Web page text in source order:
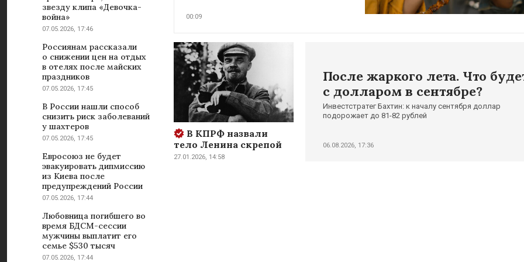
звезду клипа «Девочка-
война»
07.05.2026, 17:46
Россиянам рассказали
о снижении цен на отдых
в отелях после майских
праздников
07.05.2026, 17:45
В России нашли способ
снизить риск заболеваний
у шахтеров
07.05.2026, 17:45
Евросоюз не будет
эвакуировать дипмиссию
из Киева после
предупреждений России
07.05.2026, 17:44
Любовница погибшего во
время БДСМ-сессии
мужчины выплатит его
семье $530 тысяч
07.05.2026, 17:44
00:09
В КПРФ назвали
тело Ленина скрепой
27.01.2026, 14:58
После жаркого лета. Что
с долларом в сентябре?
Инвестстратег Бахтин: к началу сентября доллар
подорожает до 81-82 рублей
06.08.2026, 17:36